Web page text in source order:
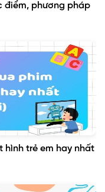
điểm, phương pháp
hình trẻ em hay nhất